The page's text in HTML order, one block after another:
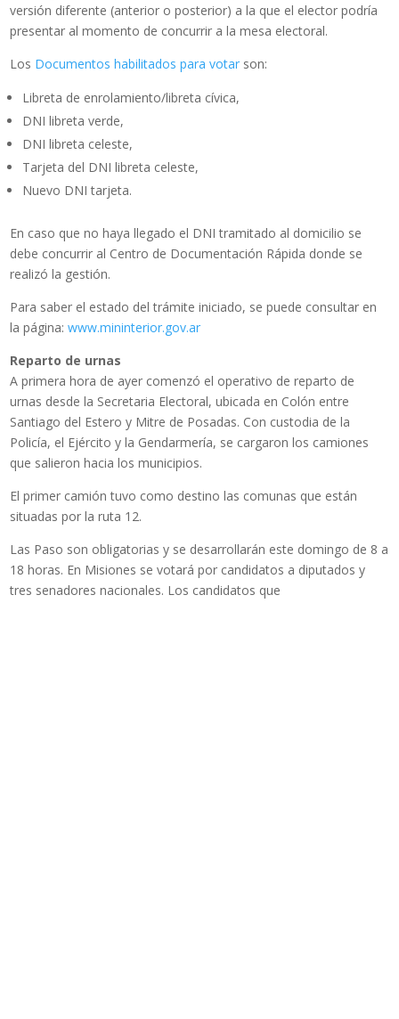
versión diferente (anterior o posterior) a la que el elector podría
presentar al momento de concurrir a la mesa electoral.
Los Documentos habilitados para votar son:
Libreta de enrolamiento/libreta cívica,
DNI libreta verde,
DNI libreta celeste,
Tarjeta del DNI libreta celeste,
Nuevo DNI tarjeta.
En caso que no haya llegado el DNI tramitado al domicilio se
debe concurrir al Centro de Documentación Rápida donde se
realizó la gestión.
Para saber el estado del trámite iniciado, se puede consultar en
la página:www.mininterior.gov.ar
Reparto de urnas
A primera hora de ayer comenzó el operativo de reparto de
urnas desde la Secretaria Electoral, ubicada en Colón entre
Santiago del Estero y Mitre de Posadas. Con custodia de la
Policía, el Ejército y la Gendarmería, se cargaron los camiones
que salieron hacia los municipios.
El primer camión tuvo como destino las comunas que están
situadas por la ruta 12.
Las Paso son obligatorias y se desarrollarán este domingo de 8 a
18 horas. En Misiones se votará por candidatos a diputados y
tres senadores nacionales. Los candidatos que